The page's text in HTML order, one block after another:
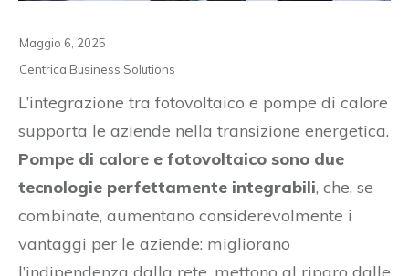
Maggio 6, 2025
Centrica Business Solutions
L’integrazione tra fotovoltaico e pompe di calore
supporta le aziende nella transizione energetica.
Pompe di calore e fotovoltaico sono due
tecnologie perfettamente integrabili, che, se
combinate, aumentano considerevolmente i
vantaggi per le aziende: migliorano
l’indipendenza dalla rete, mettono al riparo dalle